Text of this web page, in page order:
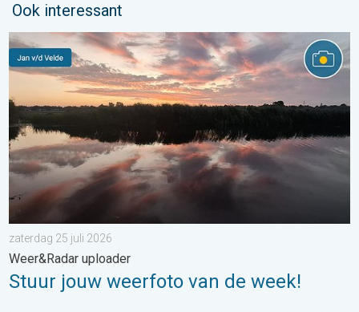
Ook interessant
Stuur jouw weerfoto van de week!. Weer&Radar uploader. . .
zaterdag 25 juli 2026
Weer&Radar uploader
Stuur jouw weerfoto van de week!